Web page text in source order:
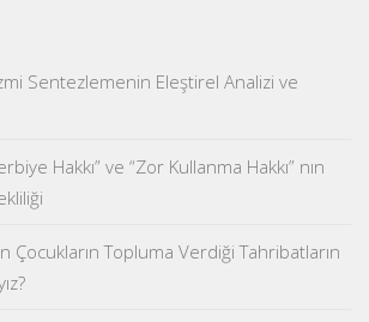
Sentezlemenin Eleştirel Analizi ve
Hakkı” ve “Zor Kullanma Hakkı” nın
Çocukların Topluma Verdiği Tahribatların